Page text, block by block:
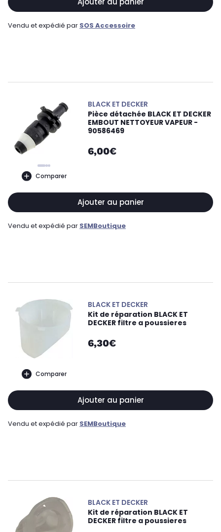
Vendu et expédié par SOS Accessoire
Comparer
BLACK ET DECKER
Pièce détachée BLACK ET DECKER
EMBOUT NETTOYEUR VAPEUR -
90586469
6,00€
Ajouter au panier
Vendu et expédié par SEMBoutique
Comparer
BLACK ET DECKER
Kit de réparation BLACK ET
DECKER filtre a poussieres
6,30€
Ajouter au panier
Vendu et expédié par SEMBoutique
BLACK ET DECKER
Kit de réparation BLACK ET
DECKER filtre a poussieres